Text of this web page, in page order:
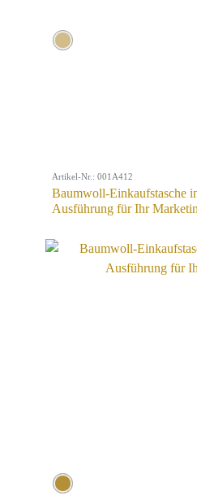
Artikel-Nr.: 001A412
Baumwoll-Einkaufstasche
Ausführung für Ihr